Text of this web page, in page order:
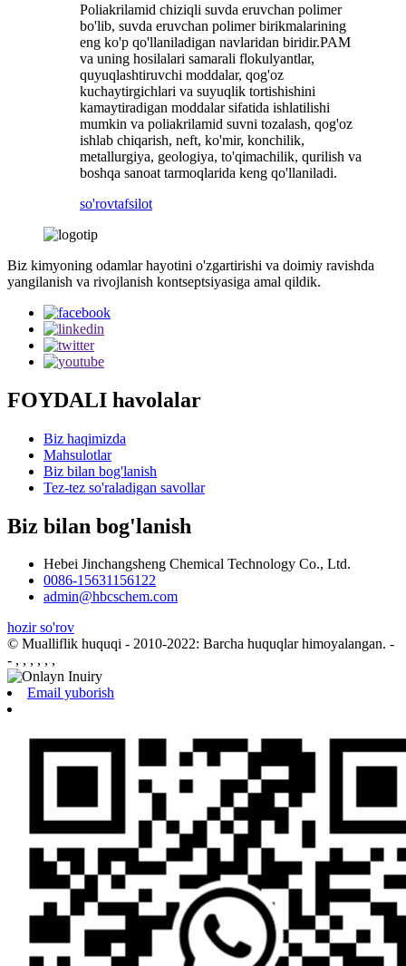
Poliakrilamid chiziqli suvda eruvchan polimer
bo'lib, suvda eruvchan polimer birikmalarining
eng ko'p qo'llaniladigan navlaridan biridir.PAM
va uning hosilalari samarali flokulyantlar,
quyuqlashtiruvchi moddalar, qog'oz
kuchaytirgichlari va suyuqlik tortishishini
kamaytiradigan moddalar sifatida ishlatilishi
mumkin va poliakrilamid suvni tozalash, qog'oz
ishlab chiqarish, neft, ko'mir, konchilik,
metallurgiya, geologiya, to'qimachilik, qurilish va
boshqa sanoat tarmoqlarida keng qo'llaniladi.
so'rovtafsilot
Biz kimyoning odamlar hayotini o'zgartirishi va doimiy ravishda
yangilanish va rivojlanish kontseptsiyasiga amal qildik.
FOYDALI havolalar
Biz haqimizda
Mahsulotlar
Biz bilan bog'lanish
Tez-tez so'raladigan savollar
Biz bilan bog'lanish
Hebei Jinchangsheng Chemical Technology Co., Ltd.
0086-15631156122
admin@hbcschem.com
hozir so'rov
© Mualliflik huquqi - 2010-2022: Barcha huquqlar himoyalangan. -
- , , , , , ,
Email yuborish